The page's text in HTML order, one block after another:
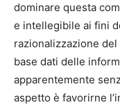
dominare questa
e intellegibile ai fini
razionalizzazione
base dati delle
apparentemente
aspetto è favorirne